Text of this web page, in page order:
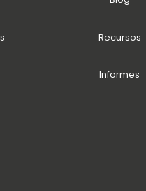
Recursos
Informes